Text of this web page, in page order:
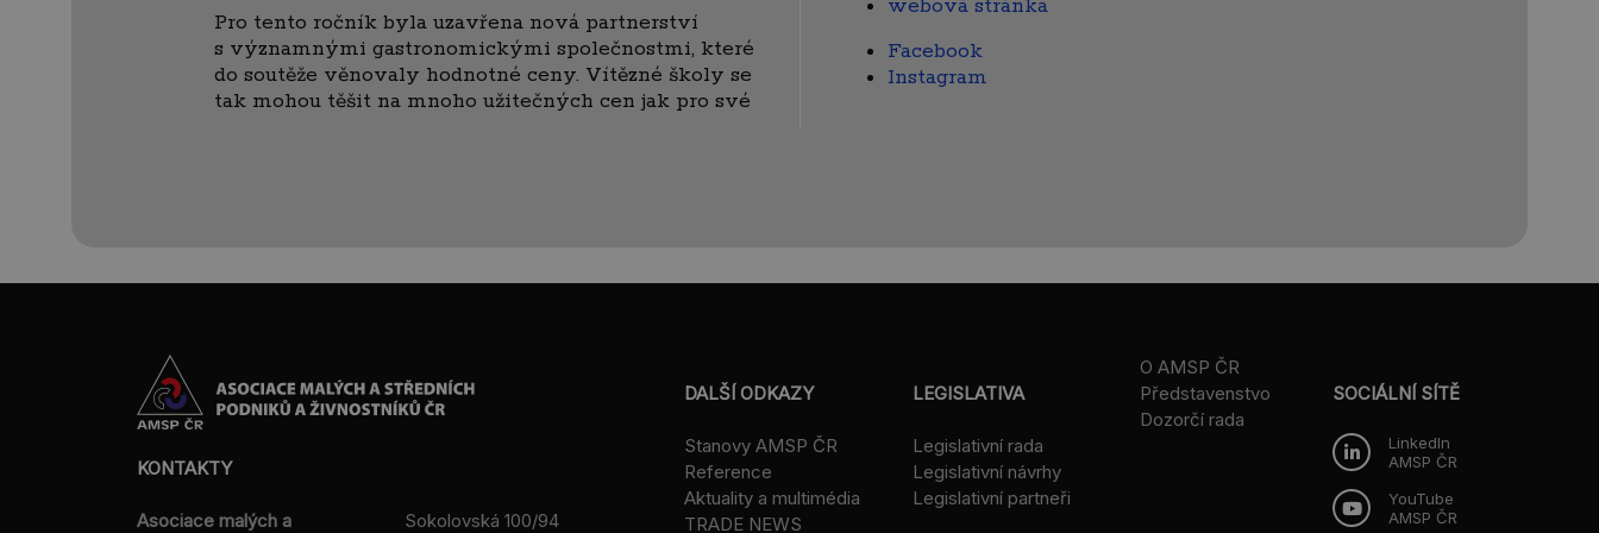
Pro tento ročník byla uzavřena nová partnerství
s významnými gastronomickými společnostmi, které
do soutěže věnovaly hodnotné ceny. Vítězné školy se
tak mohou těšit na mnoho užitečných cen jak pro své
webová stránka
Facebook
Instagram
KONTAKTY
Asociace malých a Sokolovská 100/94
DALŠÍ ODKAZY
Stanovy AMSP ČR
Reference
Aktuality a multimédia
TRADE NEWS
LEGISLATIVA
Legislativní rada
Legislativní návrhy
Legislativní partneři
O AMSP ČR
Představenstvo
Dozorčí rada
SOCIÁLNÍ SÍTĚ
LinkedIn
AMSP ČR
YouTube
AMSP ČR